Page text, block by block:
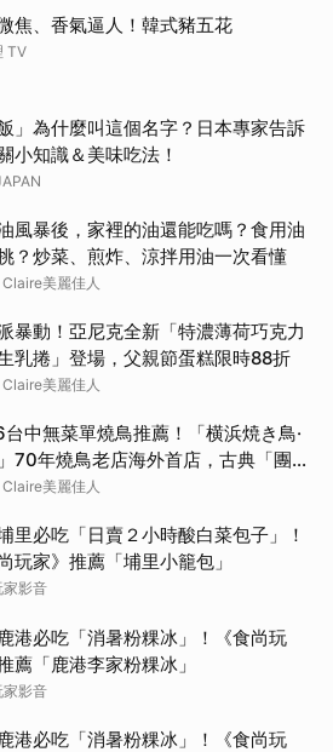
焦、香氣逼人！韓式豬五花
TV
飯」為什麼叫這個名字？日本專家告訴
小知識＆美味吃法！
風暴後，家裡的油還能吃嗎？食用油
？炒菜、煎炸、涼拌用油一次看懂
美麗佳人
暴動！亞尼克全新「特濃薄荷巧克力
乳捲」登場，父親節蛋糕限時88折
美麗佳人
中無菜單燒鳥推薦！「横浜焼き鳥·
70年燒鳥老店海外首店，古典「團扇
技法成就銷魂美味
美麗佳人
里必吃「日賣２小時酸白菜包子」！
玩家》推薦「埔里小籠包」
家影音
港必吃「消暑粉粿冰」！《食尚玩
薦「鹿港李家粉粿冰」
家影音
港必吃「消暑粉粿冰」！《食尚玩